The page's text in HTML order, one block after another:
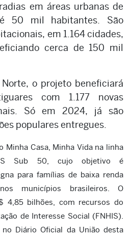
em áreas urbanas de
50 mil habitantes. São
em 1.164 cidades,
cerca de 150 mil
o projeto beneficiará
com 1.177 novas
Só em 2024, já são
populares entregues.
Minha Casa, Minha Vida na linha
Sub 50, cujo objetivo é
para famílias de baixa renda
municípios brasileiros. O
4,85 bilhões, com recursos do
de Interesse Social (FNHIS).
Diário Oficial da União desta